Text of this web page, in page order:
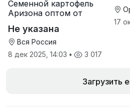
Семенной картофель
Аризона оптом от
Не указана
Вся Россия
8 дек 2025, 14:03 • 3 017
17
Загрузить